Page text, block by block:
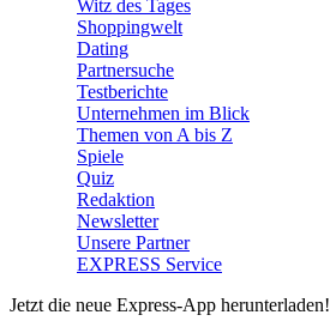
Witz des Tages
Shoppingwelt
Dating
Partnersuche
Testberichte
Unternehmen im Blick
Themen von A bis Z
Spiele
Quiz
Redaktion
Newsletter
Unsere Partner
EXPRESS Service
Jetzt die neue Express-App herunterladen!